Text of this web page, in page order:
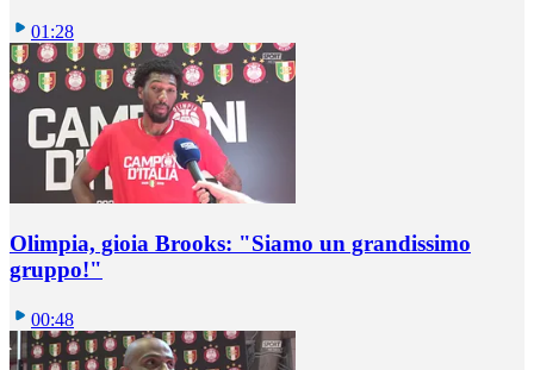
01:28
Olimpia, gioia Brooks: "Siamo un grandissimo
gruppo!"
00:48